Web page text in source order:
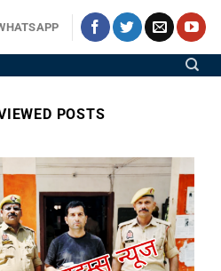
POSTS